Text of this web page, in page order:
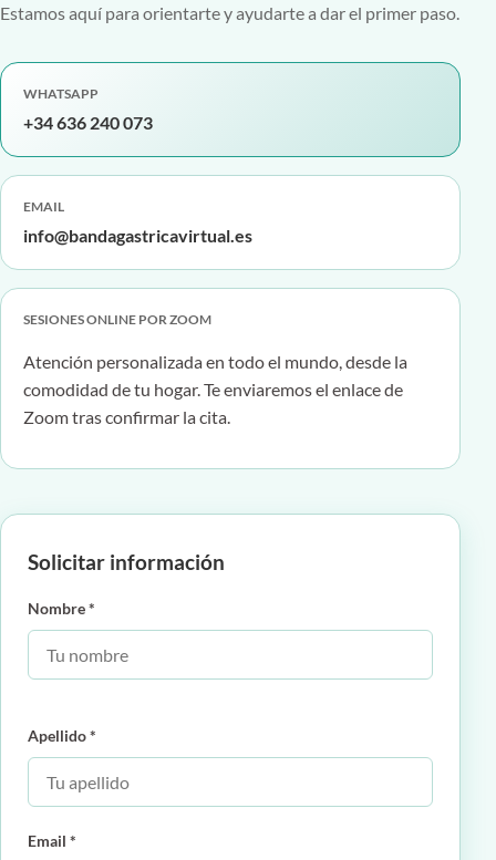
Estamos aquí para orientarte y ayudarte a dar el primer paso.
WHATSAPP
+34 636 240 073
EMAIL
info@bandagastricavirtual.es
SESIONES ONLINE POR ZOOM
Atención personalizada en todo el mundo, desde la
comodidad de tu hogar. Te enviaremos el enlace de
Zoom tras confirmar la cita.
Solicitar información
Nombre *
Apellido *
Email *